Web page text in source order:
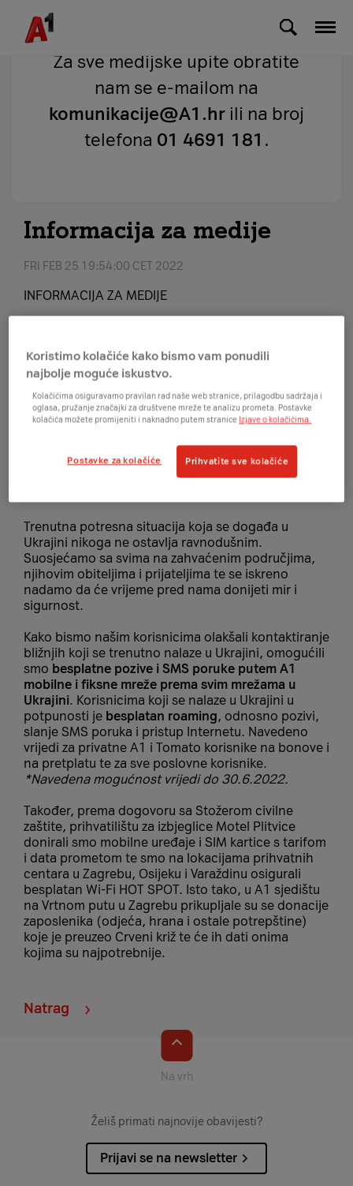
Skip to Main Content
Za sve medijske upite obratite
nam se e-mailom na
komunikacije@A1.hr ili na broj
telefona 01 4691 181 .
Informacija za medije
FRI FEB 25 19:54:00 CET 2022
INFORMACIJA ZA MEDIJE
Trenutna potresna situacija koja se događa u
Ukrajini nikoga ne ostavlja ravnodušnim.
Suosjećamo sa svima na zahvaćenim područjima,
njihovim obiteljima i prijateljima te se iskreno
nadamo da će vrijeme pred nama donijeti mir i
sigurnost.
Kako bismo našim korisnicima olakšali kontaktiranje
bližnjih koji se trenutno nalaze u Ukrajini, omogućili
smo besplatne pozive i SMS poruke putem A1
mobilne i fiksne mreže prema svim mrežama u
Ukrajini. Korisnicima koji se nalaze u Ukrajini u
potpunosti je besplatan roaming, odnosno pozivi,
slanje SMS poruka i pristup Internetu. Navedeno
vrijedi za privatne A1 i Tomato korisnike na bonove i
na pretplatu te za sve poslovne korisnike.
*Navedena mogućnost vrijedi do 30.6.2022.
Također, prema dogovoru sa Stožerom civilne
zaštite, prihvatilištu za izbjeglice Motel Plitvice
donirali smo mobilne uređaje i SIM kartice s tarifom
i data prometom te smo na lokacijama prihvatnih
centara u Zagrebu, Osijeku i Varaždinu osigurali
besplatan Wi-Fi HOT SPOT. Isto tako, u A1 sjedištu
na Vrtnom putu u Zagrebu prikupljale su se donacije
zaposlenika (odjeća, hrana i ostale potrepštine)
koje je preuzeo Crveni križ te će ih dati onima
kojima su najpotrebnije.
Natrag
Na vrh
Želiš primati najnovije obavijesti?
Prijavi se na newsletter
Koristimo kolačiće kako bismo vam ponudili
najbolje moguće iskustvo.
Kolačićima osiguravamo pravilan rad naše web stranice, prilagodbu sadržaja i
oglasa, pružanje značajki za društvene mreže te analizu prometa. Postavke
kolačića možete promijeniti i naknadno putem stranice Izjave o kolačićima.
Postavke za kolačiće Prihvatite sve kolačiće